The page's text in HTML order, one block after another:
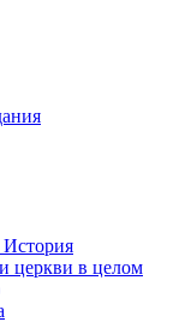
церкви в целом